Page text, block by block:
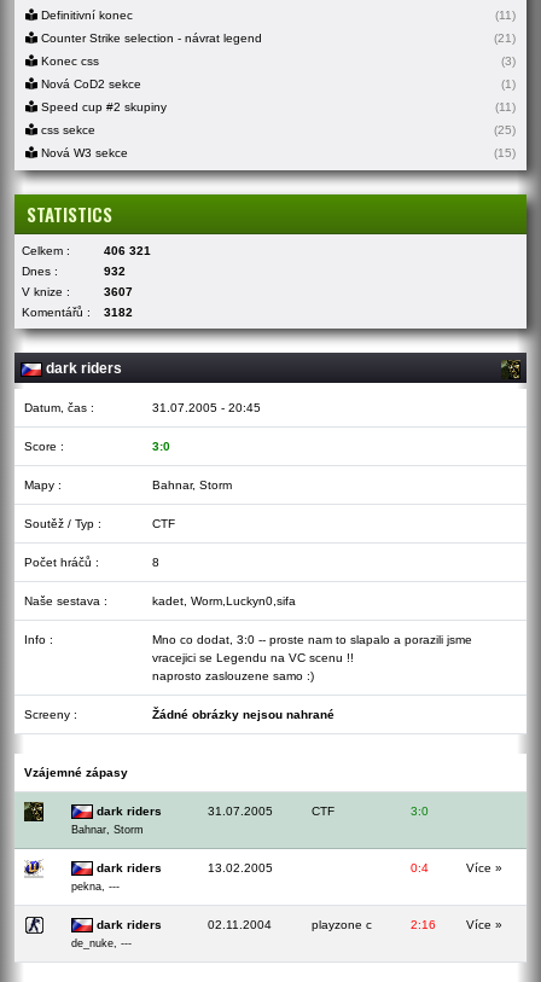
Definitivní konec
(11)
Counter Strike selection - návrat legend
(21)
Konec css
(3)
Nová CoD2 sekce
(1)
Speed cup #2 skupiny
(11)
css sekce
(25)
Nová W3 sekce
(15)
STATISTICS
Celkem :
406 321
Dnes :
932
V knize :
3607
Komentářů :
3182
dark riders
Datum, čas : 31.07.2005 - 20:45
Score : 3:0
Mapy : Bahnar, Storm
Soutěž / Typ : CTF
Počet hráčů : 8
Naše sestava : kadet, Worm,Luckyn0,sifa
Info :
Mno co dodat, 3:0 -- proste nam to slapalo a porazili jsme
vracejici se Legendu na VC scenu !!
naprosto zaslouzene samo :)
Screeny : Žádné obrázky nejsou nahrané
Vzájemné zápasy
dark riders
Bahnar, Storm
31.07.2005 CTF 3:0
dark riders
pekna, ---
13.02.2005 0:4 Více »
dark riders
de_nuke, ---
02.11.2004 playzone c 2:16 Více »